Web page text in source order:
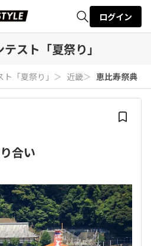
検索
ログイン
スト「夏祭り」
「夏祭り」 ＞ 近畿＞ 恵比寿祭典
合い